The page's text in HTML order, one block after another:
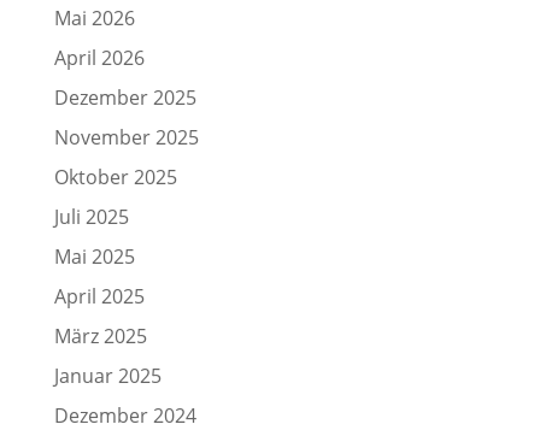
Mai 2026
April 2026
Dezember 2025
November 2025
Oktober 2025
Juli 2025
Mai 2025
April 2025
März 2025
Januar 2025
Dezember 2024